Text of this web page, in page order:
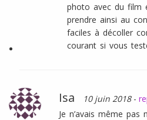
photo avec du film
prendre ainsi au
faciles à décoller
courant si vous
Isa 10 juin 2018 -
Je n’avais même pas